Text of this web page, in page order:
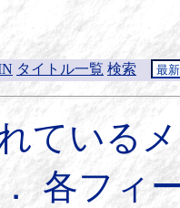
タイトル一覧 検索
ている
各フィ